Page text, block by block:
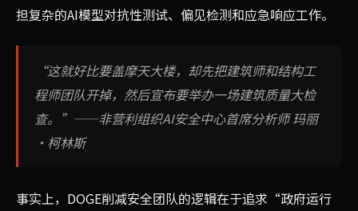
担复杂的AI模型对抗性测试、偏见检测和应急响应工作。
“这就好比要盖摩天大楼，却先把建筑师和结构工
程师团队开掉，然后宣布要举办一场建筑质量大检
查。”——非营利组织AI安全中心首席分析师 玛丽
·柯林斯
事实上，DOGE削减安全团队的逻辑在于追求“政府运行